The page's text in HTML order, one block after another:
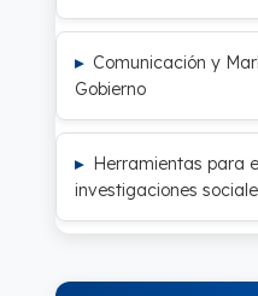
Comunicación y
Gobierno
Herramientas para
investigaciones